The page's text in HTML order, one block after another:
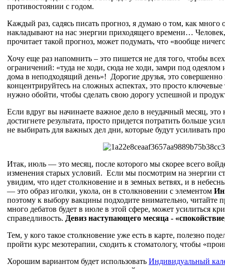
противостоянии с годом.
Каждый раз, садясь писать прогноз, я думаю о том, как много
накладывают на нас энергии приходящего времени…
прочитает такой прогноз, может подумать, что «вообще
Хочу еще раз напомнить – это пишется не для того, чтобы
ограничений: «туда не ходи, сюда не ходи, замри под одеялом
дома в неподходящий день»! Дорогие друзья, это совершенно
концентрируйтесь на сложных аспектах, это просто
нужно обойти, чтобы сделать свою дорогу успешной и
Если вдруг вы начинаете важное дело в неудачный месяц, это
достигнете результата, просто придется потратить больше
не выбирать для важных дел дни, которые будут усиливать
Итак, июль — это месяц, после которого мы скорее всего
изменения старых условий. Если мы посмотрим на энергии
увидим, что идет столкновение и в земных ветвях, и в
— это образ иголки, укола, он в столкновении с элементом
поэтому к выбору вакцины подходите внимательно, читайте
много дебатов будет в июле в этой сфере, может усилиться
справедливость. Девиз наступающего месяца -
Тем, у кого такое столкновение уже есть в карте, полезно
пройти курс мезотерапии, сходить к стоматологу, чтобы
Хорошим вариантом будет использовать Индивидуальный